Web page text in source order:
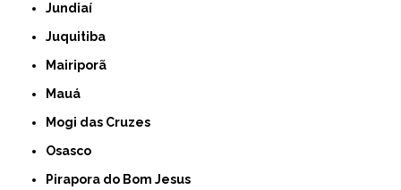
Jundiaí
Juquitiba
Mairiporã
Mauá
Mogi das Cruzes
Osasco
Pirapora do Bom Jesus